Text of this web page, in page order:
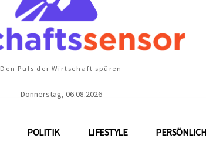
Den Puls der Wirtschaft spüren
Donnerstag, 06.08.2026
POLITIK LIFESTYLE